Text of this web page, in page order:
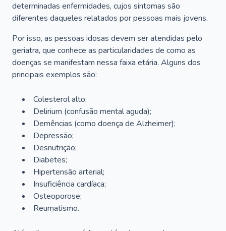
determinadas enfermidades, cujos sintomas são
diferentes daqueles relatados por pessoas mais jovens.
Por isso, as pessoas idosas devem ser atendidas pelo
geriatra, que conhece as particularidades de como as
doenças se manifestam nessa faixa etária. Alguns dos
principais exemplos são:
Colesterol alto;
Delirium (confusão mental aguda);
Demências (como doença de Alzheimer);
Depressão;
Desnutrição;
Diabetes;
Hipertensão arterial;
Insuficiência cardíaca;
Osteoporose;
Reumatismo.